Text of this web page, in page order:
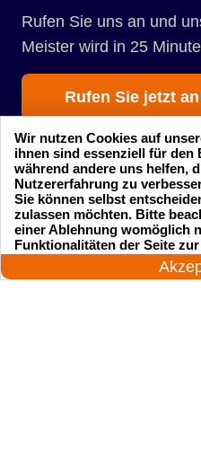
Rufen Sie uns an und
Meister wird in 25
Rufen Sie jetzt an
Startseite
24 Stunden am Tag
Wir nutzen Cookies auf
ihnen sind essenziell für den
während andere uns helfen,
Nutzererfahrung zu
Sie können selbst
zulassen möchten. Bitte
einer Ablehnung womöglich
Funktionalitäten der Seite